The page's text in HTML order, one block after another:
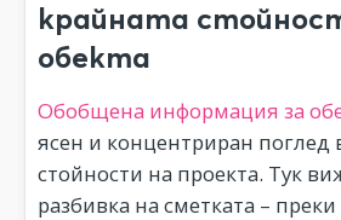
крайната
обекта
Обобщена информация за
ясен и концентриран поглед
стойности на проекта. Тук
разбивка на сметката –